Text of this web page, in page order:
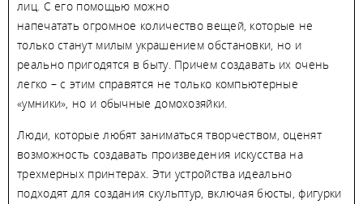
лиц. С его помощью можно
напечатать огромное количество вещей, которые не
только станут милым украшением обстановки, но и
реально пригодятся в быту. Причем создавать их очень
легко – с этим справятся не только компьютерные
«умники», но и обычные домохозяйки.
Люди, которые любят заниматься творчеством, оценят
возможность создавать произведения искусства на
трехмерных принтерах. Эти устройства идеально
подходят для создания скульптур, включая бюсты, фигурки